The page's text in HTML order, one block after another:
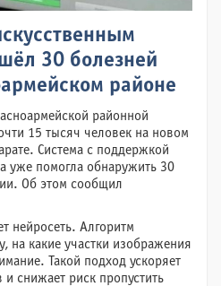
30 болезней
районе
районной
15 тысяч человек на новом
Система с поддержкой
уже помогла обнаружить 30
Об этом сообщил
нейросеть. Алгоритм
на какие участки изображения
Такой подход ускоряет
снижает риск пропустить